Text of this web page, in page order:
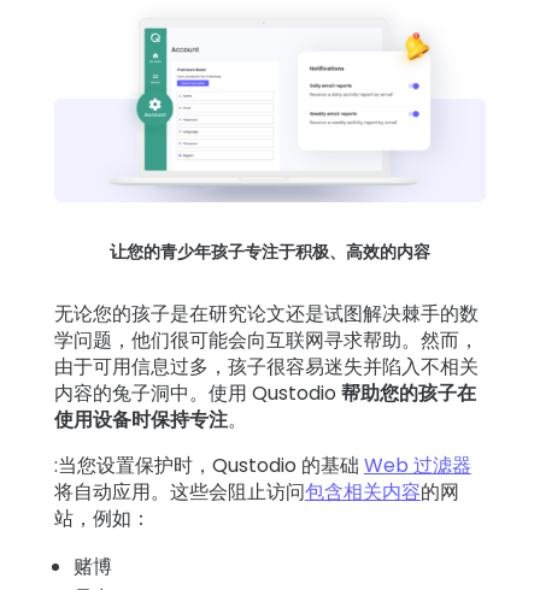
让您的青少年孩子专注于积极、高效的内容
无论您的孩子是在研究论文还是试图解决棘手的数
学问题，他们很可能会向互联网寻求帮助。然而，
由于可用信息过多，孩子很容易迷失并陷入不相关
内容的兔子洞中。使用 Qustodio 帮助您的孩子在
使用设备时保持专注。
:当您设置保护时，Qustodio 的基础 Web 过滤器
将自动应用。这些会阻止访问包含相关内容的网
站，例如：
赌博